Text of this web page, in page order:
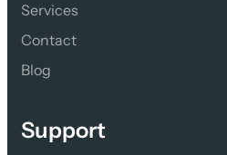
Services
Contact
Blog
Support